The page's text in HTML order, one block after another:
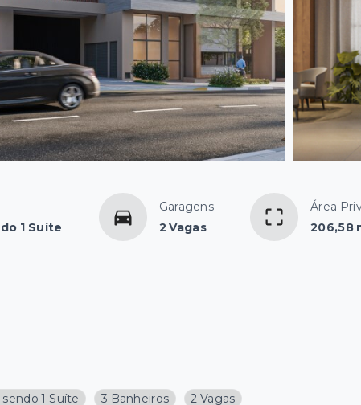
1 Suíte
Garagens
2 Vagas
Área
206,58
1 Suíte 3 Banheiros 2 Vagas